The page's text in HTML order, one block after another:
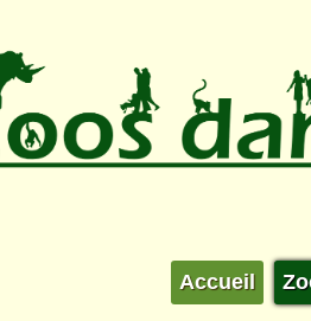
Accueil